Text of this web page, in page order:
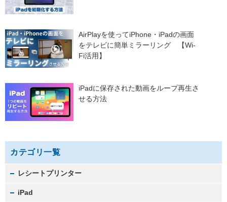
AirPlayを使ってiPhone・iPadの画面
をテレビに簡単ミラーリング 【Wi-
Fi活用】
iPadに保存された動画をループ再生さ
せる方法
カテゴリ一覧
レシートプリンター
iPad